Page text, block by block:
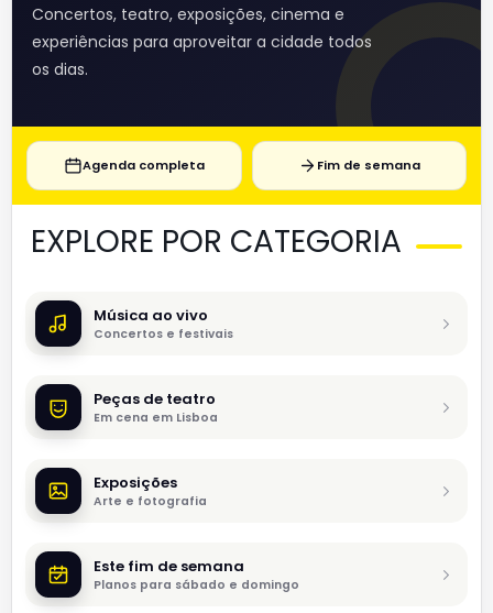
Concertos, teatro, exposições, cinema e
experiências para aproveitar a cidade todos
os dias.
Agenda completa Fim de semana
EXPLORE POR CATEGORIA
Música ao vivo
Concertos e festivais
Peças de teatro
Em cena em Lisboa
Exposições
Arte e fotografia
Este fim de semana
Planos para sábado e domingo